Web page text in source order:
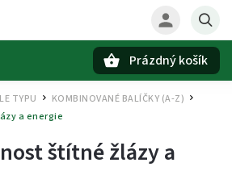
Prázdný košík
TYPU KOMBINOVANÉ BALÍČKY (A-Z) /
a energie
štítné žlázy a